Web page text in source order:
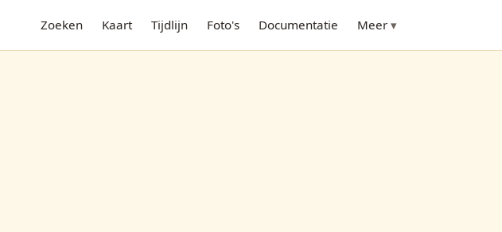
Zoeken Kaart Tijdlijn Foto's Documentatie Meer